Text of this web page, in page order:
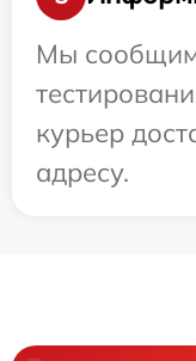
Мы
курьер
адресу.